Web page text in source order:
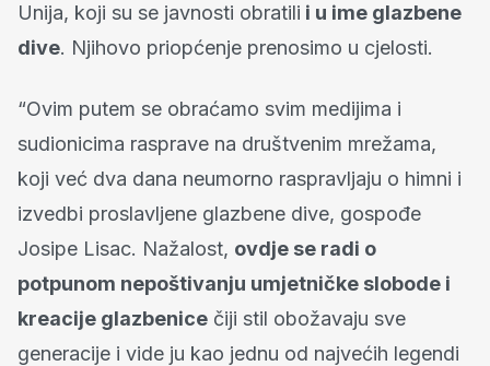
Unija, koji su se javnosti obratili i u ime glazbene
dive. Njihovo priopćenje prenosimo u cjelosti.
“Ovim putem se obraćamo svim medijima i
sudionicima rasprave na društvenim mrežama,
koji već dva dana neumorno raspravljaju o himni i
izvedbi proslavljene glazbene dive, gospođe
Josipe Lisac. Nažalost, ovdje se radi o
potpunom nepoštivanju umjetničke slobode i
kreacije glazbenice čiji stil obožavaju sve
generacije i vide ju kao jednu od najvećih legendi